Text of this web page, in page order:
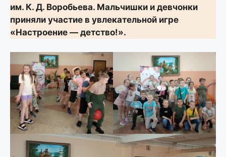
им. К. Д. Воробьева. Мальчишки и девчонки
приняли участие в увлекательной игре
«Настроение — детство!».